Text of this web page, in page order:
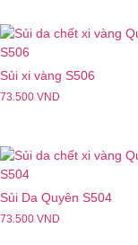
Sủi xi vàng S506
73.500 VND
Sủi Da Quyên S504
73.500 VND